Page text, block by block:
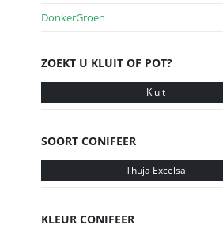
DonkerGroen
ZOEKT U KLUIT OF POT?
Kluit
SOORT CONIFEER
Thuja Excelsa
KLEUR CONIFEER